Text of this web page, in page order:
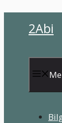
2Abi